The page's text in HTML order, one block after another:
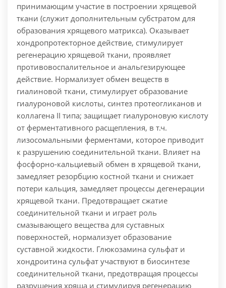
принимающим участие в построении хрящевой
ткани (служит дополнительным субстратом для
образования хрящевого матрикса). Оказывает
хондропротекторное действие, стимулирует
регенерацию хрящевой ткани, проявляет
противовоспалительное и анальгезирующее
действие. Нормализует обмен веществ в
гиалиновой ткани, стимулирует образование
гиалуроновой кислоты, синтез протеогликанов и
коллагена II типа; защищает гиалуроновую кислоту
от ферментативного расщепления, в т.ч.
лизосомальными ферментами, которое приводит
к разрушению соединительной ткани. Влияет на
фосфорно-кальциевый обмен в хрящевой ткани,
замедляет резорбцию костной ткани и снижает
потери кальция, замедляет процессы дегенерации
хрящевой ткани. Предотвращает сжатие
соединительной ткани и играет роль
смазывающего вещества для суставных
поверхностей, нормализует образование
суставной жидкости. Глюкозамина сульфат и
хондроитина сульфат участвуют в биосинтезе
соединительной ткани, предотвращая процессы
разрушения хряща и стимулируя регенерацию